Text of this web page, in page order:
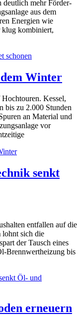
deutlich mehr Förder-
aus dem
Energien wie
klug kombiniert,
schonen
Winter
Kessel,
bis zu 2.000 Stunden
an Material und
vor
senkt
entfallen auf die
lohnt sich die
der Tausch eines
Brennwertheizung bis
Öl- und
erneuern